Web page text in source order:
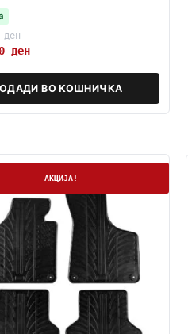
ден
ден
ВО КОШНИЧКА
АКЦИЈА!